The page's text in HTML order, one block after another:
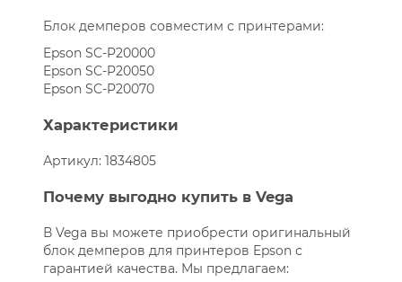
Блок демперов совместим с принтерами:
Epson SC-P20000
Epson SC-P20050
Epson SC-P20070
Характеристики
Артикул: 1834805
Почему выгодно купить в Vega
В Vega вы можете приобрести оригинальный
блок демперов для принтеров Epson с
гарантией качества. Мы предлагаем: